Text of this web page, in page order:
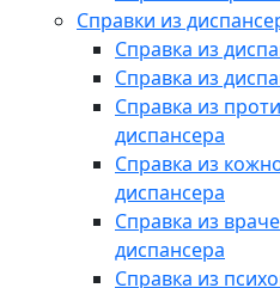
Справки из
Справка из
Справка из
Справка из
диспансера
Справка из
диспансера
Справка из
диспансера
Справка из